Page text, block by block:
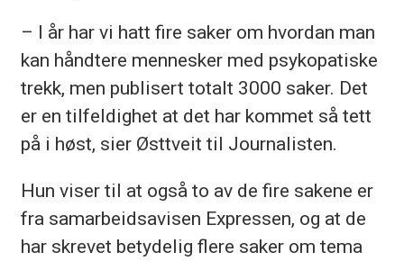
– I år har vi hatt fire saker om hvordan man
kan håndtere mennesker med psykopatiske
trekk, men publisert totalt 3000 saker. Det
er en tilfeldighet at det har kommet så tett
på i høst, sier Østtveit til Journalisten.
Hun viser til at også to av de fire sakene er
fra samarbeidsavisen Expressen, og at de
har skrevet betydelig flere saker om tema